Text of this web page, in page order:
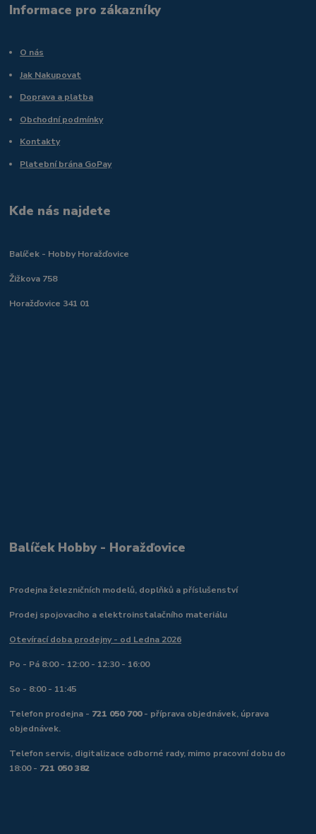
Informace pro zákazníky
O nás
Jak Nakupovat
Doprava a platba
Obchodní podmínky
Kontakty
Platební brána GoPay
Kde nás najdete
Balíček - Hobby Horažďovice
Žižkova 758
Horažďovice 341 01
Balíček Hobby - Horažďovice
Prodejna železničních modelů, doplňků a příslušenství
Prodej spojovacího a elektroinstalačního materiálu
Otevírací doba prodejny - od Ledna 2026
Po - Pá 8:00 - 12:00 - 12:30 - 16:00
So - 8:00 - 11:45
Telefon prodejna - 721 050 700- příprava objednávek, úprava
objednávek.
Telefon servis, digitalizace odborné rady, mimo pracovní dobu do
18:00 - 721 050 382